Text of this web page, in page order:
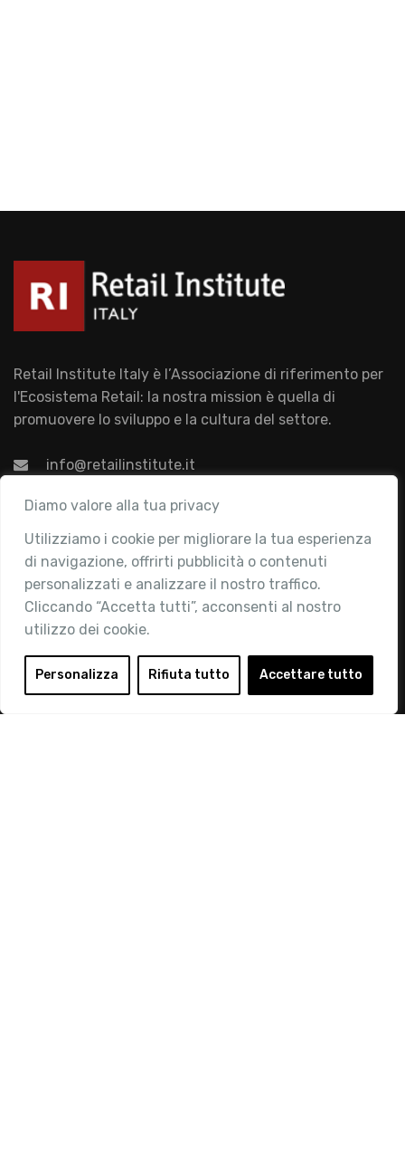
Diamo valore alla tua privacy
Utilizziamo i cookie per migliorare la tua esperienza
di navigazione, offrirti pubblicità o contenuti
personalizzati e analizzare il nostro traffico.
Cliccando “Accetta tutti”, acconsenti al nostro
utilizzo dei cookie.
Personalizza Rifiuta tutto Accettare tutto
Retail Institute Italy è l’Associazione di riferimento per
l'Ecosistema Retail: la nostra mission è quella di
promuovere lo sviluppo e la cultura del settore.
info@retailinstitute.it
Associazione
Chi siamo
Attività
Contatti
Area Riservata
Login
Diventa Socio